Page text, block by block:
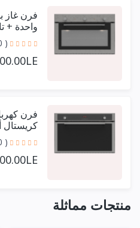
فرن غاز
واحدة +
حرف يو 90 سم
( 0 )
+
( 0 )
منتجات مماثلة